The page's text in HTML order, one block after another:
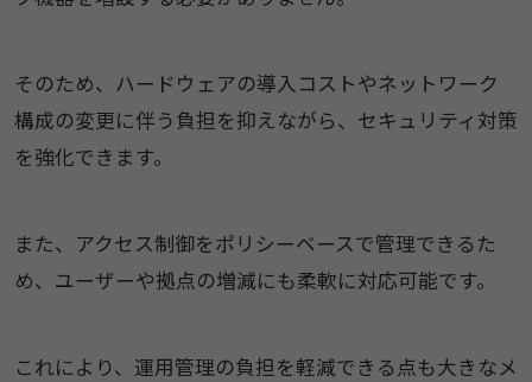
そのため、ハードウェアの導入コストやネットワーク
構成の変更に伴う負担を抑えながら、セキュリティ対策
を強化できます。
また、アクセス制御をポリシーベースで管理できるた
め、ユーザーや拠点の増減にも柔軟に対応可能です。
これにより、運用管理の負担を軽減できる点も大きなメ